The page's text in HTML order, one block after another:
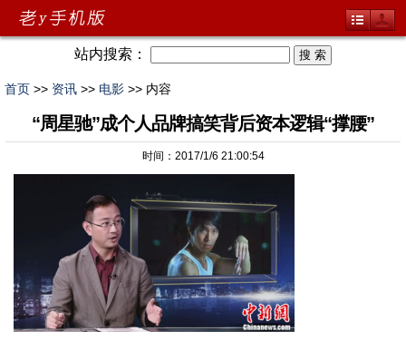
站内搜索：
首页 >> 资讯 >> 电影 >> 内容
“周星驰”成个人品牌搞笑背后资本逻辑“撑腰”
时间：2017/1/6 21:00:54